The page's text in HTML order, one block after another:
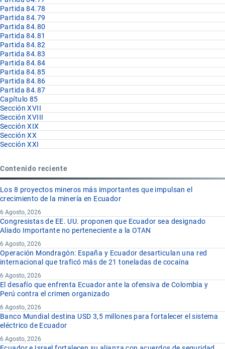
Partida 84.78
Partida 84.79
Partida 84.80
Partida 84.81
Partida 84.82
Partida 84.83
Partida 84.84
Partida 84.85
Partida 84.86
Partida 84.87
Capítulo 85
Sección XVII
Sección XVIII
Sección XIX
Sección XX
Sección XXI
Contenido reciente
Los 8 proyectos mineros más importantes que impulsan el
crecimiento de la minería en Ecuador
6 Agosto, 2026
Congresistas de EE. UU. proponen que Ecuador sea designado
Aliado Importante no perteneciente a la OTAN
6 Agosto, 2026
Operación Mondragón: España y Ecuador desarticulan una red
internacional que traficó más de 21 toneladas de cocaína
6 Agosto, 2026
El desafío que enfrenta Ecuador ante la ofensiva de Colombia y
Perú contra el crimen organizado
6 Agosto, 2026
Banco Mundial destina USD 3,5 millones para fortalecer el sistema
eléctrico de Ecuador
6 Agosto, 2026